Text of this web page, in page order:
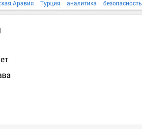
Аравия Турция аналитика безопасность